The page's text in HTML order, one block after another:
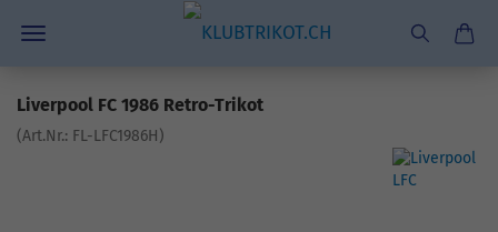
Liverpool FC 1986 Retro-Trikot
(Art.Nr.: FL-LFC1986H)